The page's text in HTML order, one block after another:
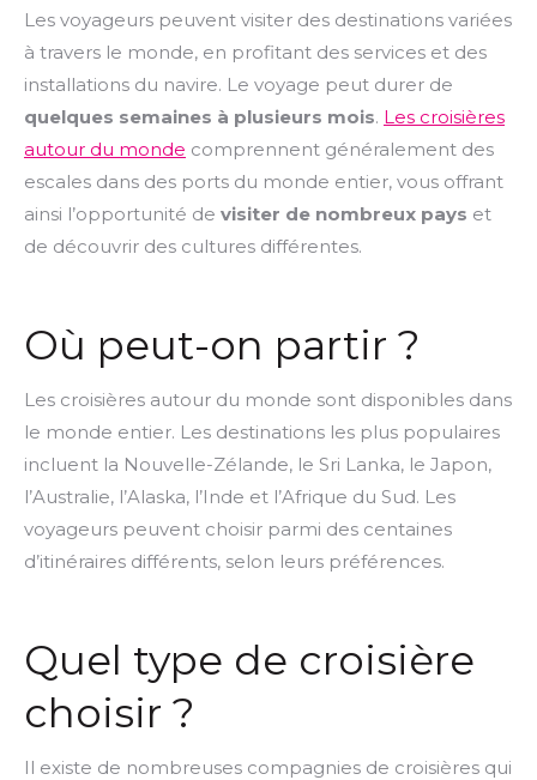
Les voyageurs peuvent visiter des destinations variées
à travers le monde, en profitant des services et des
installations du navire. Le voyage peut durer de
quelques semaines à plusieurs mois. Les croisières
autour du monde comprennent généralement des
escales dans des ports du monde entier, vous offrant
ainsi l’opportunité de visiter de nombreux pays et
de découvrir des cultures différentes.
Où peut-on partir ?
Les croisières autour du monde sont disponibles dans
le monde entier. Les destinations les plus populaires
incluent la Nouvelle-Zélande, le Sri Lanka, le Japon,
l’Australie, l’Alaska, l’Inde et l’Afrique du Sud. Les
voyageurs peuvent choisir parmi des centaines
d’itinéraires différents, selon leurs préférences.
Quel type de croisière
choisir ?
Il existe de nombreuses compagnies de croisières qui